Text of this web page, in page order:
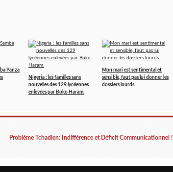
Panza
Nigeria : les familles sans
nouvelles des 129 lycéennes
enlevées par Boko Haram.
Mon mari est sentimental et
sensible, faut pas lui donner les
dossiers lourds.
Problème Tchadien: Indifférence et Déficit Communicationnel !